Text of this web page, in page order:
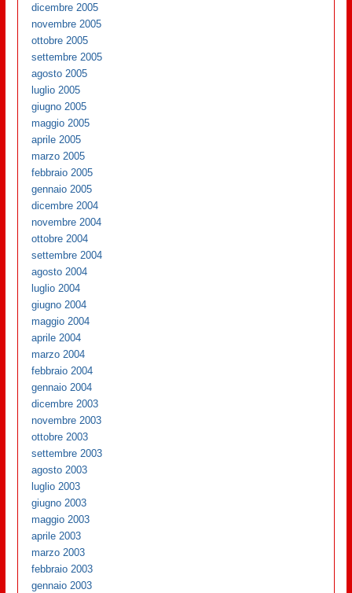
dicembre 2005
novembre 2005
ottobre 2005
settembre 2005
agosto 2005
luglio 2005
giugno 2005
maggio 2005
aprile 2005
marzo 2005
febbraio 2005
gennaio 2005
dicembre 2004
novembre 2004
ottobre 2004
settembre 2004
agosto 2004
luglio 2004
giugno 2004
maggio 2004
aprile 2004
marzo 2004
febbraio 2004
gennaio 2004
dicembre 2003
novembre 2003
ottobre 2003
settembre 2003
agosto 2003
luglio 2003
giugno 2003
maggio 2003
aprile 2003
marzo 2003
febbraio 2003
gennaio 2003